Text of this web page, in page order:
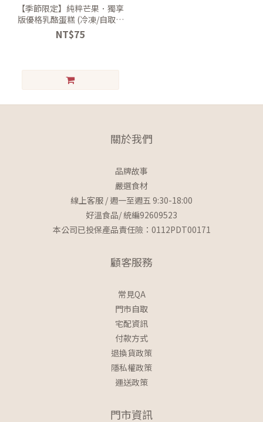
【季節限定】純粹芒果．獨享
版優格乳酪蛋糕 (冷凍/自取➤
紙袋裝買7送2)
NT$75
關於我們
品牌故事
嚴選食材
線上客服 / 週一至週五 9:30-18:00
好溫食品/ 統編92609523
本公司已投保產品責任險：0112PDT00171
顧客服務
常見QA
門市自取
宅配資訊
付款方式
退換貨政策
隱私權政策
運送政策
門市資訊